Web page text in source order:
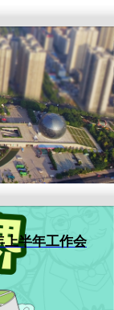
半年工作会